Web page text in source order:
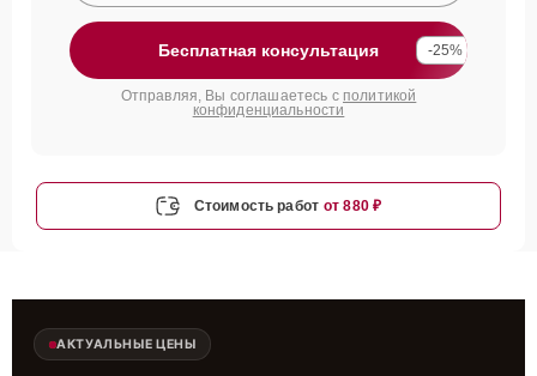
Бесплатная консультация -25%
Отправляя, Вы соглашаетесь с политикой
конфиденциальности
Стоимость работ от 880 ₽
АКТУАЛЬНЫЕ ЦЕНЫ